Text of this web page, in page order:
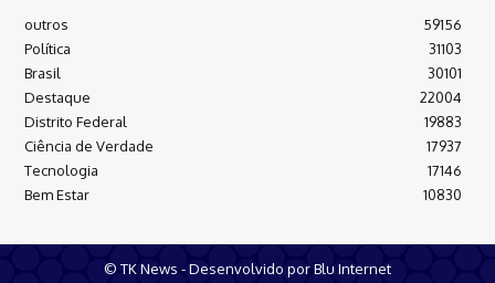
outros
59156
Política
31103
Brasil
30101
Destaque
22004
Distrito Federal
19883
Ciência de Verdade
17937
Tecnologia
17146
Bem Estar
10830
© TK News - Desenvolvido por Blu Internet